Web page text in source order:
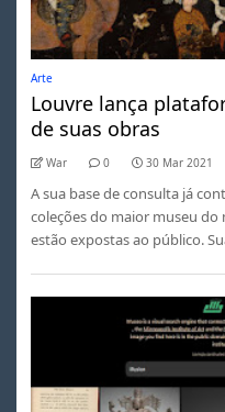
Arte
Louvre lança
de suas obras
War 0 30 Mar 2021
A sua base de consulta já
coleções do maior museu do
estão expostas ao público.